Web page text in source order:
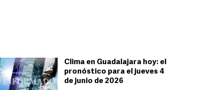
Clima en Guadalajara hoy: el
pronóstico para el jueves 4
de junio de 2026